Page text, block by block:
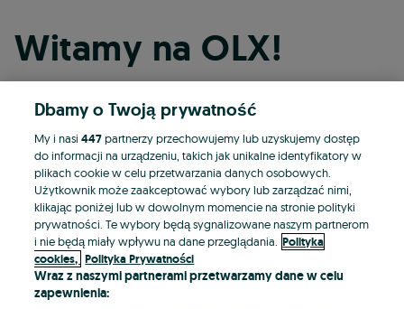
Witamy na OLX!
Kontynuuj przez Facebooka
Kontynuuj przez konto Apple
Kontynuuj przez konto Google
LUB
Dbamy o Twoją prywatność
My i nasi447partnerzy przechowujemy lub uzyskujemy dostęp
do informacji na urządzeniu, takich jak unikalne identyfikatory w
plikach cookie w celu przetwarzania danych osobowych.
Użytkownik może zaakceptować wybory lub zarządzać nimi,
klikając poniżej lub w dowolnym momencie na stronie polityki
prywatności. Te wybory będą sygnalizowane naszym partnerom
i nie będą miały wpływu na dane przeglądania. Polityka
cookies, Polityka Prywatności
Wraz z naszymi partnerami przetwarzamy dane w celu
zapewnienia: